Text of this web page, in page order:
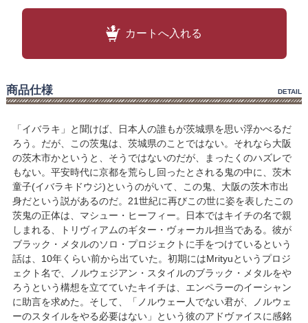
カートへ入れる
商品仕様 DETAIL
「イバラキ」と聞けば、日本人の誰もが茨城県を思い浮かべるだ
ろう。だが、この茨鬼は、茨城県のことではない。それなら大阪
の茨木市かというと、そうではないのだが、まったくのハズレで
もない。平安時代に京都を荒らし回ったとされる鬼の中に、茨木
童子(イバラキドウジ)というのがいて、この鬼、大阪の茨木市出
身だという説があるのだ。21世紀に再びこの世に姿を表したこの
茨鬼の正体は、マシュー・ヒーフィー。日本ではキイチの名で親
しまれる、トリヴィアムのギター・ヴォーカル担当である。彼が
ブラック・メタルのソロ・プロジェクトに手をつけているという
話は、10年くらい前から出ていた。初期にはMrityuというプロジ
ェクト名で、ノルウェジアン・スタイルのブラック・メタルをや
ろうという構想を立てていたキイチは、エンペラーのイーシャン
に助言を求めた。そして、「ノルウェー人でない君が、ノルウェ
ーのスタイルをやる必要はない」という彼のアドヴァイスに感銘